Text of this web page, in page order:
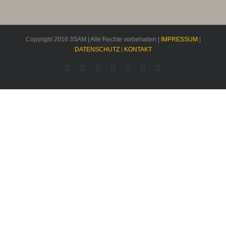
Copyright 2016 3SAM | Alle Rechte vorbehalten | IMPRESSUM
DATENSCHUTZ| KONTAKT
Facebook TwitterYouTubeInstagramPinterest